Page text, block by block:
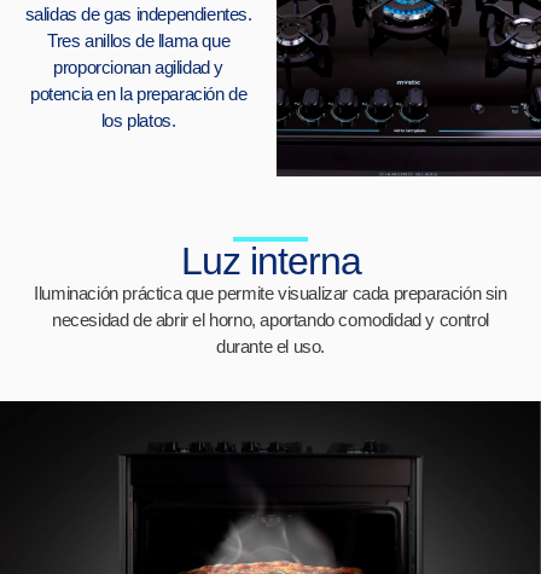
salidas de gas independientes.
Tres anillos de llama que
proporcionan agilidad y
potencia en la preparación de
los platos.
Luz interna
Iluminación práctica que permite visualizar cada preparación sin
necesidad de abrir el horno, aportando comodidad y control
durante el uso.